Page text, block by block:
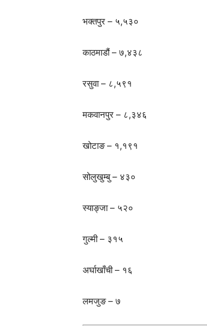
भक्तपुर – ५,५३०
काठमाडौं – ७,४३८
रसुवा – ८,५९१
मकवानपुर – ८,३४६
खोटाङ – १,१९१
सोलुखुम्बु – ४३०
स्याङ्जा – ५२०
गुल्मी – ३१५
अर्घाखाँची – १६
लमजुङ – ७